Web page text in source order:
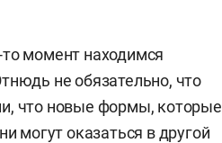
момент находимся
не обязательно, что
что новые формы, которые
могут оказаться в другой